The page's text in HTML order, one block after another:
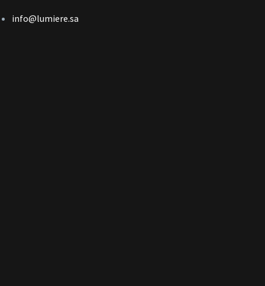
info@lumiere.sa